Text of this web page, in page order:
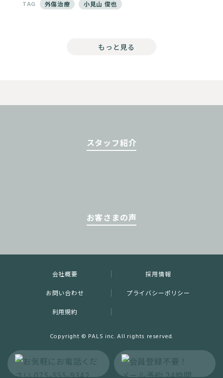
TAG 外傷治療 小見山 俊也
もっと見る
スタッフ紹介
お客さまの声
会社概要 採用情報
お問い合わせ プライバシーポリシー
利用規約
Copyright © PALS inc. All rights reserved.